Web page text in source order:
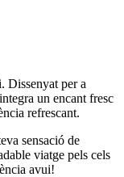
Dissenyat per a
un encant fresc
refrescant.
sensació de
viatge pels cels
avui!